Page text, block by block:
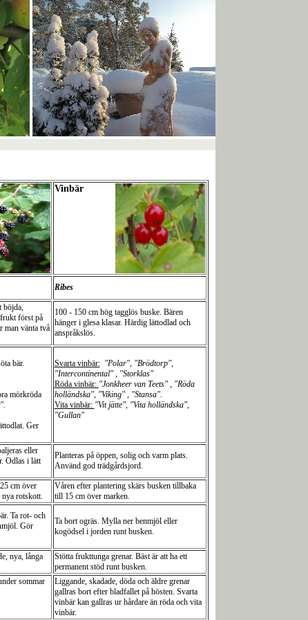
Vinbär
Ribes
böjda,
först på
man vänta två
100 - 150 cm hög tagglös buske. Bären
hänger i glesa klasar. Härdig lättodlad och
anspråkslös.
bär.
mörkröda
Ger
Svarta vinbär: "Polar", "Brödtorp",
"Intercontinental" , "Storklas"
Röda vinbär: "Jonkheer van Teets" , "Röda
holländska", "Viking" , "Stansa".
Vita vinbär: "Vit jätte", "Vita holländska",
"Gullan"
eller
Odlas i lätt
Planteras på öppen, solig och varm plats.
Använd god trädgårdsjord.
cm över
rotskott.
Våren efter plantering skärs busken tillbaka
till 15 cm över marken.
Ta rot- och
Gör
Ta bort ogräs. Mylla ner benmjöl eller
kogödsel i jorden runt busken.
nya, långa
Stötta frukttunga grenar. Bäst är att ha ett
permanent stöd runt busken.
sommar
Liggande, skadade, döda och äldre grenar
gallras bort efter bladfallet på hösten. Svarta
vinbär kan gallras ur hårdare än röda och vita
vinbär.